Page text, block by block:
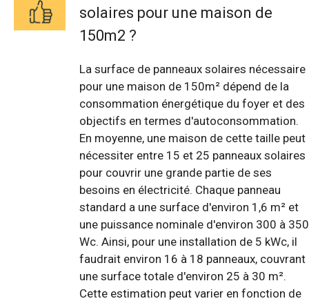
solaires pour une maison de
150m2 ?
La surface de panneaux solaires nécessaire
pour une maison de 150m² dépend de la
consommation énergétique du foyer et des
objectifs en termes d'autoconsommation.
En moyenne, une maison de cette taille peut
nécessiter entre 15 et 25 panneaux solaires
pour couvrir une grande partie de ses
besoins en électricité. Chaque panneau
standard a une surface d'environ 1,6 m² et
une puissance nominale d'environ 300 à 350
Wc. Ainsi, pour une installation de 5 kWc, il
faudrait environ 16 à 18 panneaux, couvrant
une surface totale d'environ 25 à 30 m².
Cette estimation peut varier en fonction de